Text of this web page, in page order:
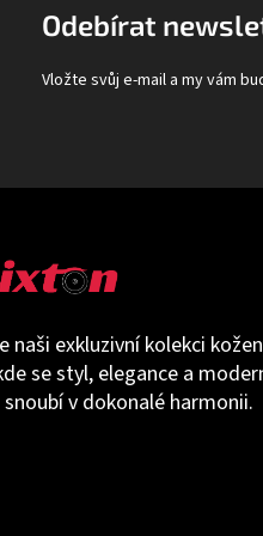
naši exkluzivní kolekci
se styl, elegance a
v dokonalé harmonii.
Odebírat
Vložte svůj e-mail a my vám